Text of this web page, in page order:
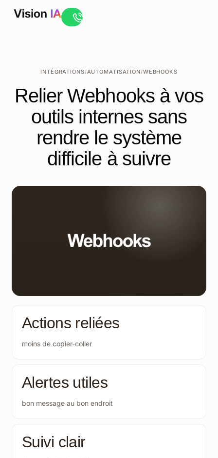
Ouvrir le live chat
INTÉGRATIONS/AUTOMATISATION/WEBHOOKS
Relier Webhooks à vos
outils internes sans
rendre le système
difficile à suivre
Actions reliées
moins de copier-coller
Alertes utiles
bon message au bon endroit
Suivi clair